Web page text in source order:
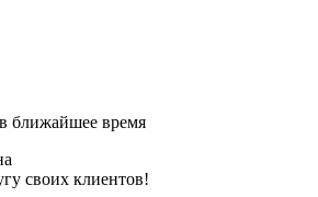
ближайшее время
своих клиентов!